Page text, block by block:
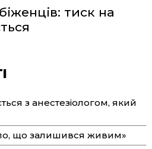
тиск на
з анестезіологом, який
що залишився живим»